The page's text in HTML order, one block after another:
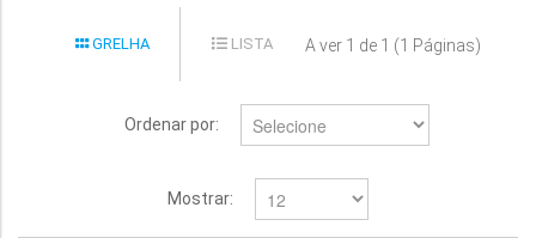
GRELHA LISTA A ver 1 de 1 (1 Páginas)
Ordenar por:
Mostrar: